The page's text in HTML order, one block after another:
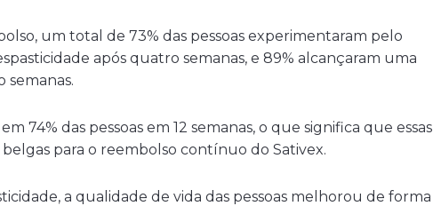
um total de 73% das pessoas experimentaram pelo
após quatro semanas, e 89% alcançaram uma
semanas.
74% das pessoas em 12 semanas, o que significa que essas
para o reembolso contínuo do Sativex.
a qualidade de vida das pessoas melhorou de forma